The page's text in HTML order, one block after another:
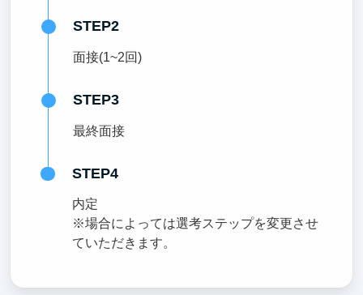
STEP2
面接(1~2回)
STEP3
最終面接
STEP4
内定
※場合によっては選考ステップを変更させ
ていただきます。